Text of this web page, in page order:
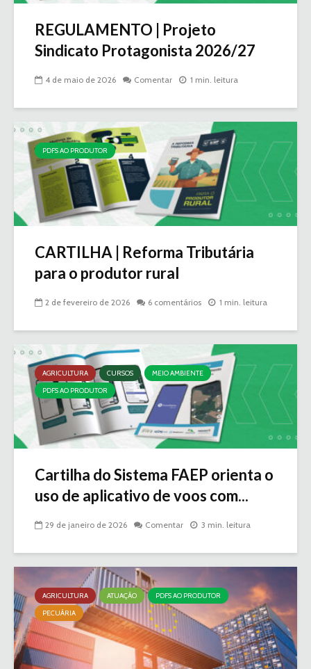
REGULAMENTO | Projeto
Sindicato Protagonista 2026/27
4 de maio de 2026 Comentar 1 min. leitura
PDFS AO PRODUTOR
CARTILHA | Reforma Tributária
para o produtor rural
2 de fevereiro de 2026 6 comentários 1 min. leitura
AGRICULTURA CURSOS
MEIO AMBIENTE
PDFS AO PRODUTOR
Cartilha do Sistema FAEP orienta o
uso de aplicativo de voos com...
29 de janeiro de 2026 Comentar 3 min. leitura
AGRICULTURA ATUAÇÃO
PDFS AO PRODUTOR
PECUÁRIA